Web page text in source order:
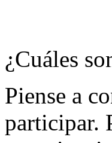
¿Cuáles
Piense a
participar.